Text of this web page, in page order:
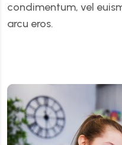
condimentum, vel
arcu eros.